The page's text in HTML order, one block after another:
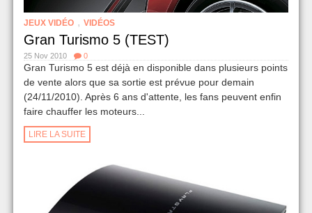
JEUX VIDÉO , VIDÉOS
Gran Turismo 5 (TEST)
25 Nov 2010 0
Gran Turismo 5 est déjà en disponible dans plusieurs points
de vente alors que sa sortie est prévue pour demain
(24/11/2010). Après 6 ans d'attente, les fans peuvent enfin
faire chauffer les moteurs...
LIRE LA SUITE